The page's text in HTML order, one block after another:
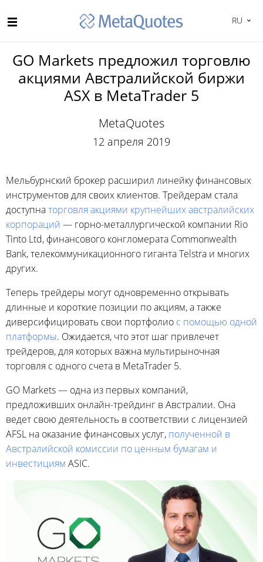
RU
GO Markets предложил торговлю
акциями Австралийской биржи
ASX в MetaTrader 5
MetaQuotes
12 апреля 2019
Мельбурнский брокер расширил линейку финансовых
инструментов для своих клиентов. Трейдерам стала
доступнаторговля акциями крупнейших австралийских
корпораций — горно-металлургической компании Rio
Tinto Ltd, финансового конгломерата Commonwealth
Bank, телекоммуникационного гиганта Telstra и многих
других.
Теперь трейдеры могут одновременно открывать
длинные и короткие позиции по акциям, а также
диверсифицировать свои портфолио с помощью одной
платформы. Ожидается, что этот шаг привлечет
трейдеров, для которых важна мультирыночная
торговля с одного счета в MetaTrader 5.
GO Markets — одна из первых компаний,
предложивших онлайн-трейдинг в Австралии. Она
ведет свою деятельность в соответствии с лицензией
AFSL на оказание финансовых услуг, полученной в
Австралийской комиссии по ценным бумагам и
инвестициям ASIC.